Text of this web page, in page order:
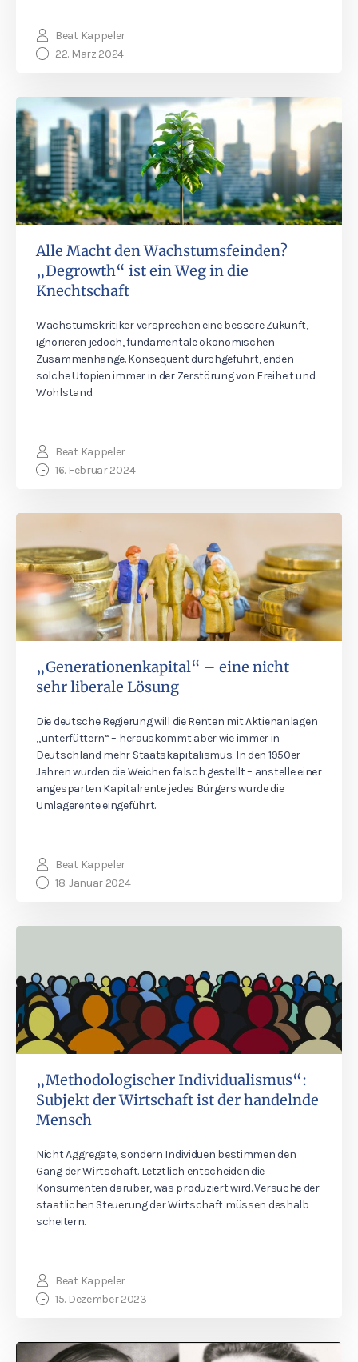
Beat Kappeler
22. März 2024
Alle Macht den Wachstumsfeinden?
„Degrowth“ ist ein Weg in die
Knechtschaft
Wachstumskritiker versprechen eine bessere Zukunft,
ignorieren jedoch, fundamentale ökonomischen
Zusammenhänge. Konsequent durchgeführt, enden
solche Utopien immer in der Zerstörung von Freiheit und
Wohlstand.
Beat Kappeler
16. Februar 2024
„Generationenkapital“ – eine nicht
sehr liberale Lösung
Die deutsche Regierung will die Renten mit Aktienanlagen
„unterfüttern“ – herauskommt aber wie immer in
Deutschland mehr Staatskapitalismus. In den 1950er
Jahren wurden die Weichen falsch gestellt – anstelle einer
angesparten Kapitalrente jedes Bürgers wurde die
Umlagerente eingeführt.
Beat Kappeler
18. Januar 2024
„Methodologischer Individualismus“:
Subjekt der Wirtschaft ist der handelnde
Mensch
Nicht Aggregate, sondern Individuen bestimmen den
Gang der Wirtschaft. Letztlich entscheiden die
Konsumenten darüber, was produziert wird. Versuche der
staatlichen Steuerung der Wirtschaft müssen deshalb
scheitern.
Beat Kappeler
15. Dezember 2023